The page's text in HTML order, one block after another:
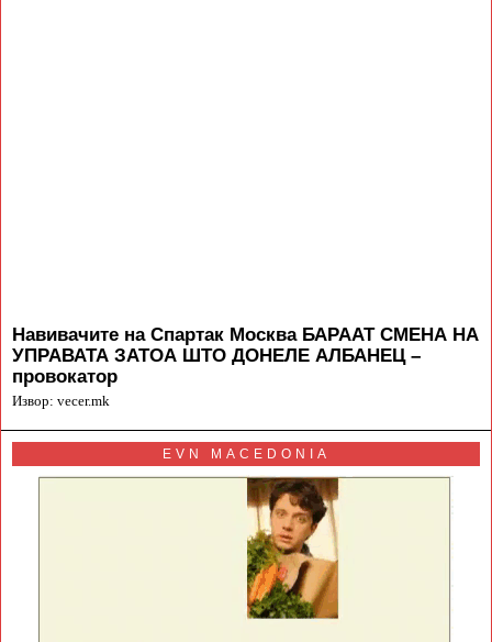
Навивачите на Спартак Москва БАРААТ СМЕНА НА
УПРАВАТА ЗАТОА ШТО ДОНЕЛЕ АЛБАНЕЦ –
провокатор
Извор: vecer.mk
EVN MACEDONIA